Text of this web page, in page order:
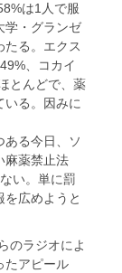
は1人で服
学・グランゼ
たる。エクス
、コカイ
とんどで、薬
いる。因みに
る今日、ソ
麻薬禁止法
い。単に罰
広めようと
のラジオによ
たアピール